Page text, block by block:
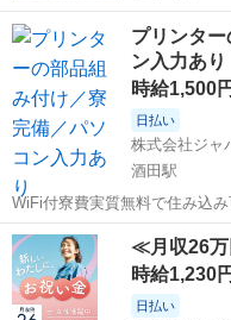
プリンタ
ン入力あり
時給1,500円
日払い
株式会社ジャ
酒田駅
WiFi付寮費実質無料で住み込
な職場です／20代・30代・40代・50代在籍中
エイトの強み／ 【製造・物流に特化した圧倒的な専門性】 ジャパンク
リエイトは、製造...
山形 酒田駅 工場
≪月収26万
時給1,230円
日払い